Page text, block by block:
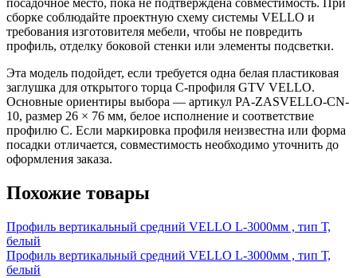
сборке соблюдайте проектную схему системы VELLO и
требования изготовителя мебели, чтобы не повредить
профиль, отделку боковой стенки или элементы подсветки.
Эта модель подойдет, если требуется одна белая пластиковая
заглушка для открытого торца C-профиля GTV VELLO.
Основные ориентиры выбора — артикул PA-ZASVELLO-CN-
10, размер 26 × 76 мм, белое исполнение и соответствие
профилю C. Если маркировка профиля неизвестна или форма
посадки отличается, совместимость необходимо уточнить до
оформления заказа.
Похожие товары
Профиль вертикальный средний VELLO L-3000мм , тип Т,
белый
Профиль вертикальный средний VELLO L-3000мм , тип Т,
белый